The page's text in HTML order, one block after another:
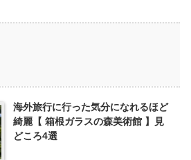
海外旅行に行った気分になれるほど
綺麗【 箱根ガラスの森美術館 】見
どころ4選